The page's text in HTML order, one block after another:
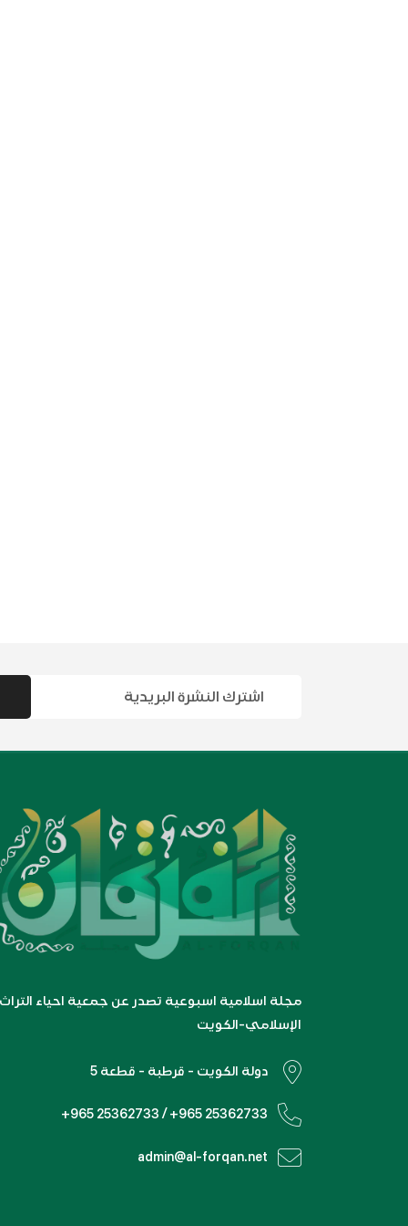
مجلة اسلامية اسبوعية تصدر عن جمعية احياء التراث
الإسلامي-الكويت
دولة الكويت - قرطبة - قطعة 5
+965 25362733 / +965 25362733
admin@al-forqan.net